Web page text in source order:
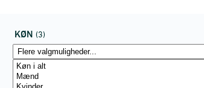
KØN (3)